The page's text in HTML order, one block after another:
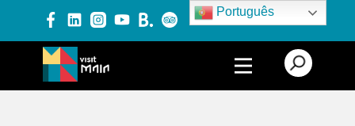
Português
PRODUTOS E SERVIÇOS